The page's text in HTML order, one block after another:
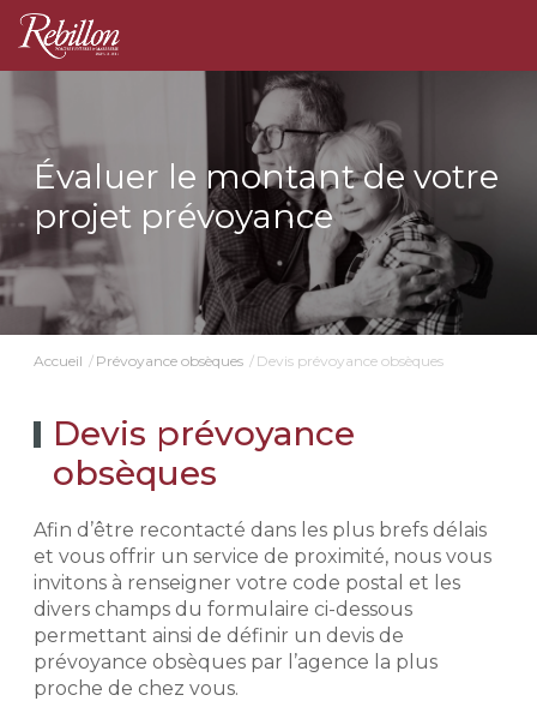
Évaluer le montant de votre
projet prévoyance
Accueil Prévoyance obsèques Devis prévoyance obsèques
Devis prévoyance
obsèques
Afin d’être recontacté dans les plus brefs délais
et vous offrir un service de proximité, nous vous
invitons à renseigner votre code postal et les
divers champs du formulaire ci-dessous
permettant ainsi de définir un devis de
prévoyance obsèques par l’agence la plus
proche de chez vous.